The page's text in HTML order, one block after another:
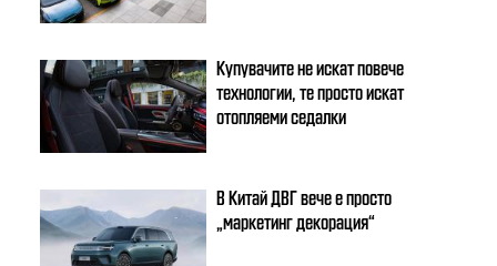
Купувачите не искат повече
технологии, те просто искат
отопляеми седалки
В Китай ДВГ вече е просто
„маркетинг декорация“